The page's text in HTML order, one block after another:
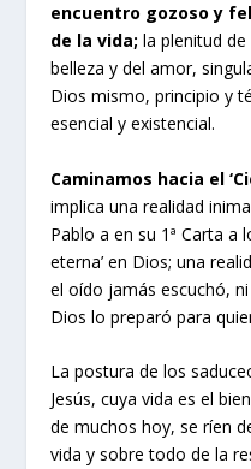
encuentro gozoso y
de la vida; la plenitud
belleza y del amor,
Dios mismo, principio y
esencial y existencial.
Caminamos hacia el
implica una realidad
Pablo a en su 1ª Carta a
eterna’ en Dios; una
el oído jamás escuchó,
Dios lo preparó para
La postura de los
Jesús, cuya vida es el
de muchos hoy, se ríen
vida y sobre todo de la